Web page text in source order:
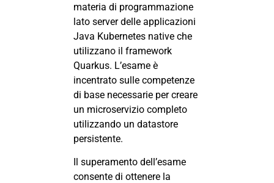
materia di programmazione
lato server delle applicazioni
Java Kubernetes native che
utilizzano il framework
Quarkus. L’esame è
incentrato sulle competenze
di base necessarie per creare
un microservizio completo
utilizzando un datastore
persistente.
Il superamento dell’esame
consente di ottenere la